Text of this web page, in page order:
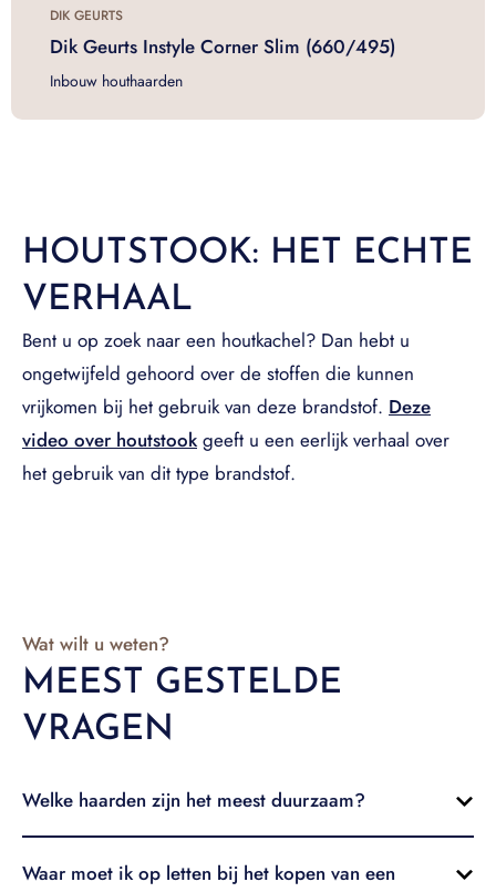
DIK GEURTS
Dik Geurts Instyle Corner Slim (660/495)
Inbouw houthaarden
HOUTSTOOK: HET ECHTE
VERHAAL
Bent u op zoek naar een houtkachel? Dan hebt u
ongetwijfeld gehoord over de stoffen die kunnen
vrijkomen bij het gebruik van deze brandstof. Deze
video over houtstook geeft u een eerlijk verhaal over
het gebruik van dit type brandstof.
Wat wilt u weten?
MEEST GESTELDE
VRAGEN
Welke haarden zijn het meest duurzaam?
Waar moet ik op letten bij het kopen van een